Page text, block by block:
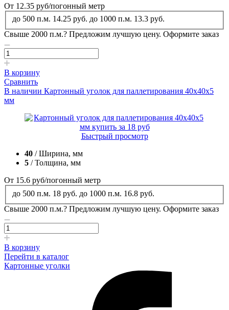
От 12.35 руб/погонный метр
до 500 п.м. 14.25 руб. до 1000 п.м. 13.3 руб.
Свыше 2000 п.м.? Предложим лучшую цену. Оформите заказ
В корзину
Сравнить
В наличии Картонный уголок для паллетирования 40x40x5
мм
Быстрый просмотр
40 / Ширина, мм
5 / Толщина, мм
От 15.6 руб/погонный метр
до 500 п.м. 18 руб. до 1000 п.м. 16.8 руб.
Свыше 2000 п.м.? Предложим лучшую цену. Оформите заказ
В корзину
Перейти в каталог
Картонные уголки